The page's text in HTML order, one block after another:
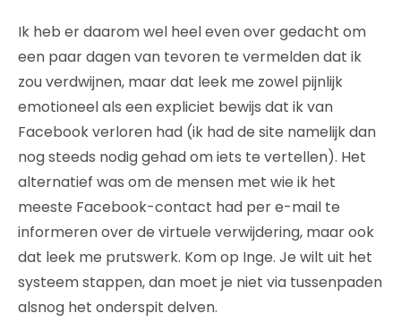
Ik heb er daarom wel heel even over gedacht om
een paar dagen van tevoren te vermelden dat ik
zou verdwijnen, maar dat leek me zowel pijnlijk
emotioneel als een expliciet bewijs dat ik van
Facebook verloren had (ik had de site namelijk dan
nog steeds nodig gehad om iets te vertellen). Het
alternatief was om de mensen met wie ik het
meeste Facebook-contact had per e-mail te
informeren over de virtuele verwijdering, maar ook
dat leek me prutswerk. Kom op Inge. Je wilt uit het
systeem stappen, dan moet je niet via tussenpaden
alsnog het onderspit delven.